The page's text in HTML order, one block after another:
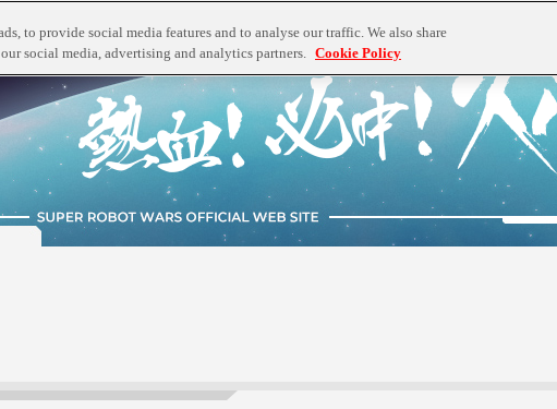
to provide social media features and to analyse our traffic. We also share
social media, advertising and analytics partners. Cookie Policy